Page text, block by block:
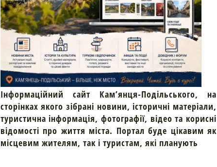
Інформаційний сайт Кам’янця-Подільського, на
сторінках якого зібрані новини, історичні матеріали,
туристична інформація, фотографії, відео та корисні
відомості про життя міста. Портал буде цікавим як
місцевим жителям, так і туристам, які планують